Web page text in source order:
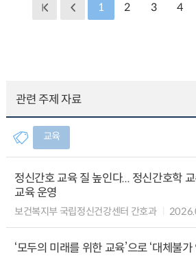
1 2 3 4
관련 주제 자료
교육
정신간호 교육 질 높인다... 정신간호학
교육 운영
보건복지부 국립정신건강센터 간호과
‘모두의 미래를 위한 교육’으로 ‘대체불